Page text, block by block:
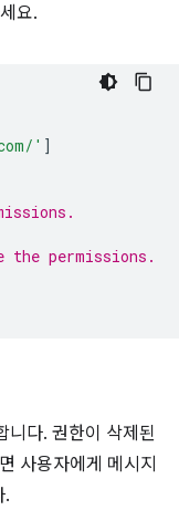
요.
' ]
the permissions.
니다. 권한이 삭제된
사용자에게 메시지
.